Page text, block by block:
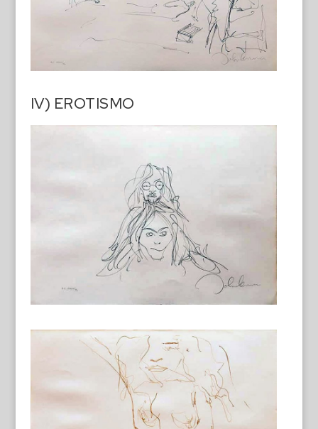
IV) EROTISMO